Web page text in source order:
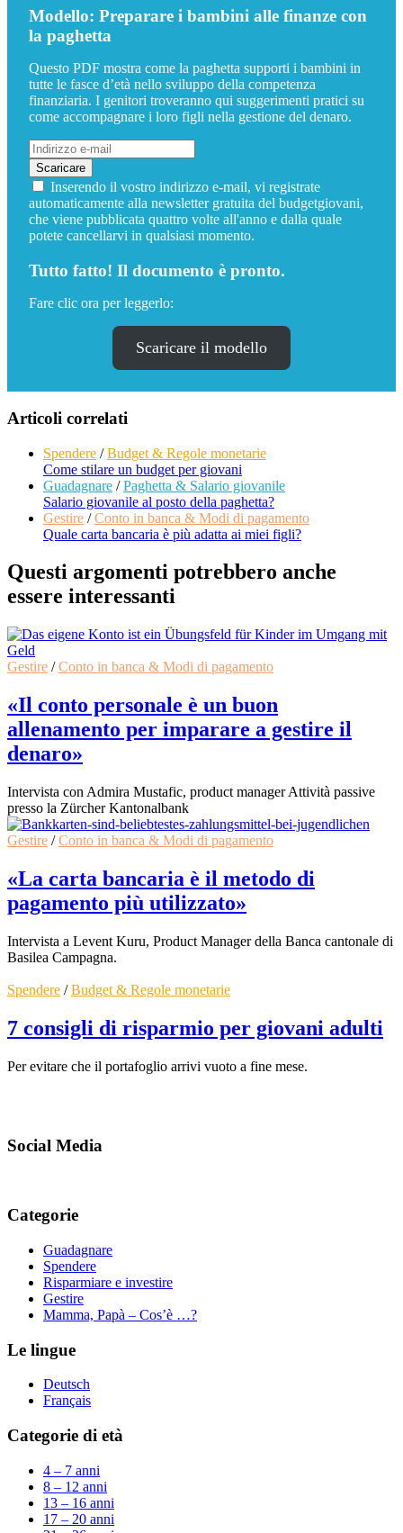
Modello: Preparare i bambini alle finanze con
la paghetta
Questo PDF mostra come la paghetta supporti i bambini in
tutte le fasce d’età nello sviluppo della competenza
finanziaria. I genitori troveranno qui suggerimenti pratici su
come accompagnare i loro figli nella gestione del denaro.
Inserendo il vostro indirizzo e-mail, vi registrate
automaticamente alla newsletter gratuita del budgetgiovani,
che viene pubblicata quattro volte all'anno e dalla quale
potete cancellarvi in qualsiasi momento.
Tutto fatto! Il documento è pronto.
Fare clic ora per leggerlo:
Scaricare il modello
Articoli correlati
Spendere /Budget & Regole monetarie
Come stilare un budget per giovani
Guadagnare /Paghetta & Salario giovanile
Salario giovanile al posto della paghetta?
Gestire /Conto in banca & Modi di pagamento
Quale carta bancaria è più adatta ai miei figli?
Questi argomenti potrebbero anche
essere interessanti
Gestire /Conto in banca & Modi di pagamento
«Il conto personale è un buon
allenamento per imparare a gestire il
denaro»
Intervista con Admira Mustafic, product manager Attività passive
presso la Zürcher Kantonalbank
Gestire /Conto in banca & Modi di pagamento
«La carta bancaria è il metodo di
pagamento più utilizzato»
Intervista a Levent Kuru, Product Manager della Banca cantonale di
Basilea Campagna.
Spendere /Budget & Regole monetarie
7 consigli di risparmio per giovani adulti
Per evitare che il portafoglio arrivi vuoto a fine mese.
Social Media
Categorie
Guadagnare
Spendere
Risparmiare e investire
Gestire
Mamma, Papà – Cos’è …?
Le lingue
Deutsch
Français
Categorie di età
4 – 7 anni
8 – 12 anni
13 – 16 anni
17 – 20 anni